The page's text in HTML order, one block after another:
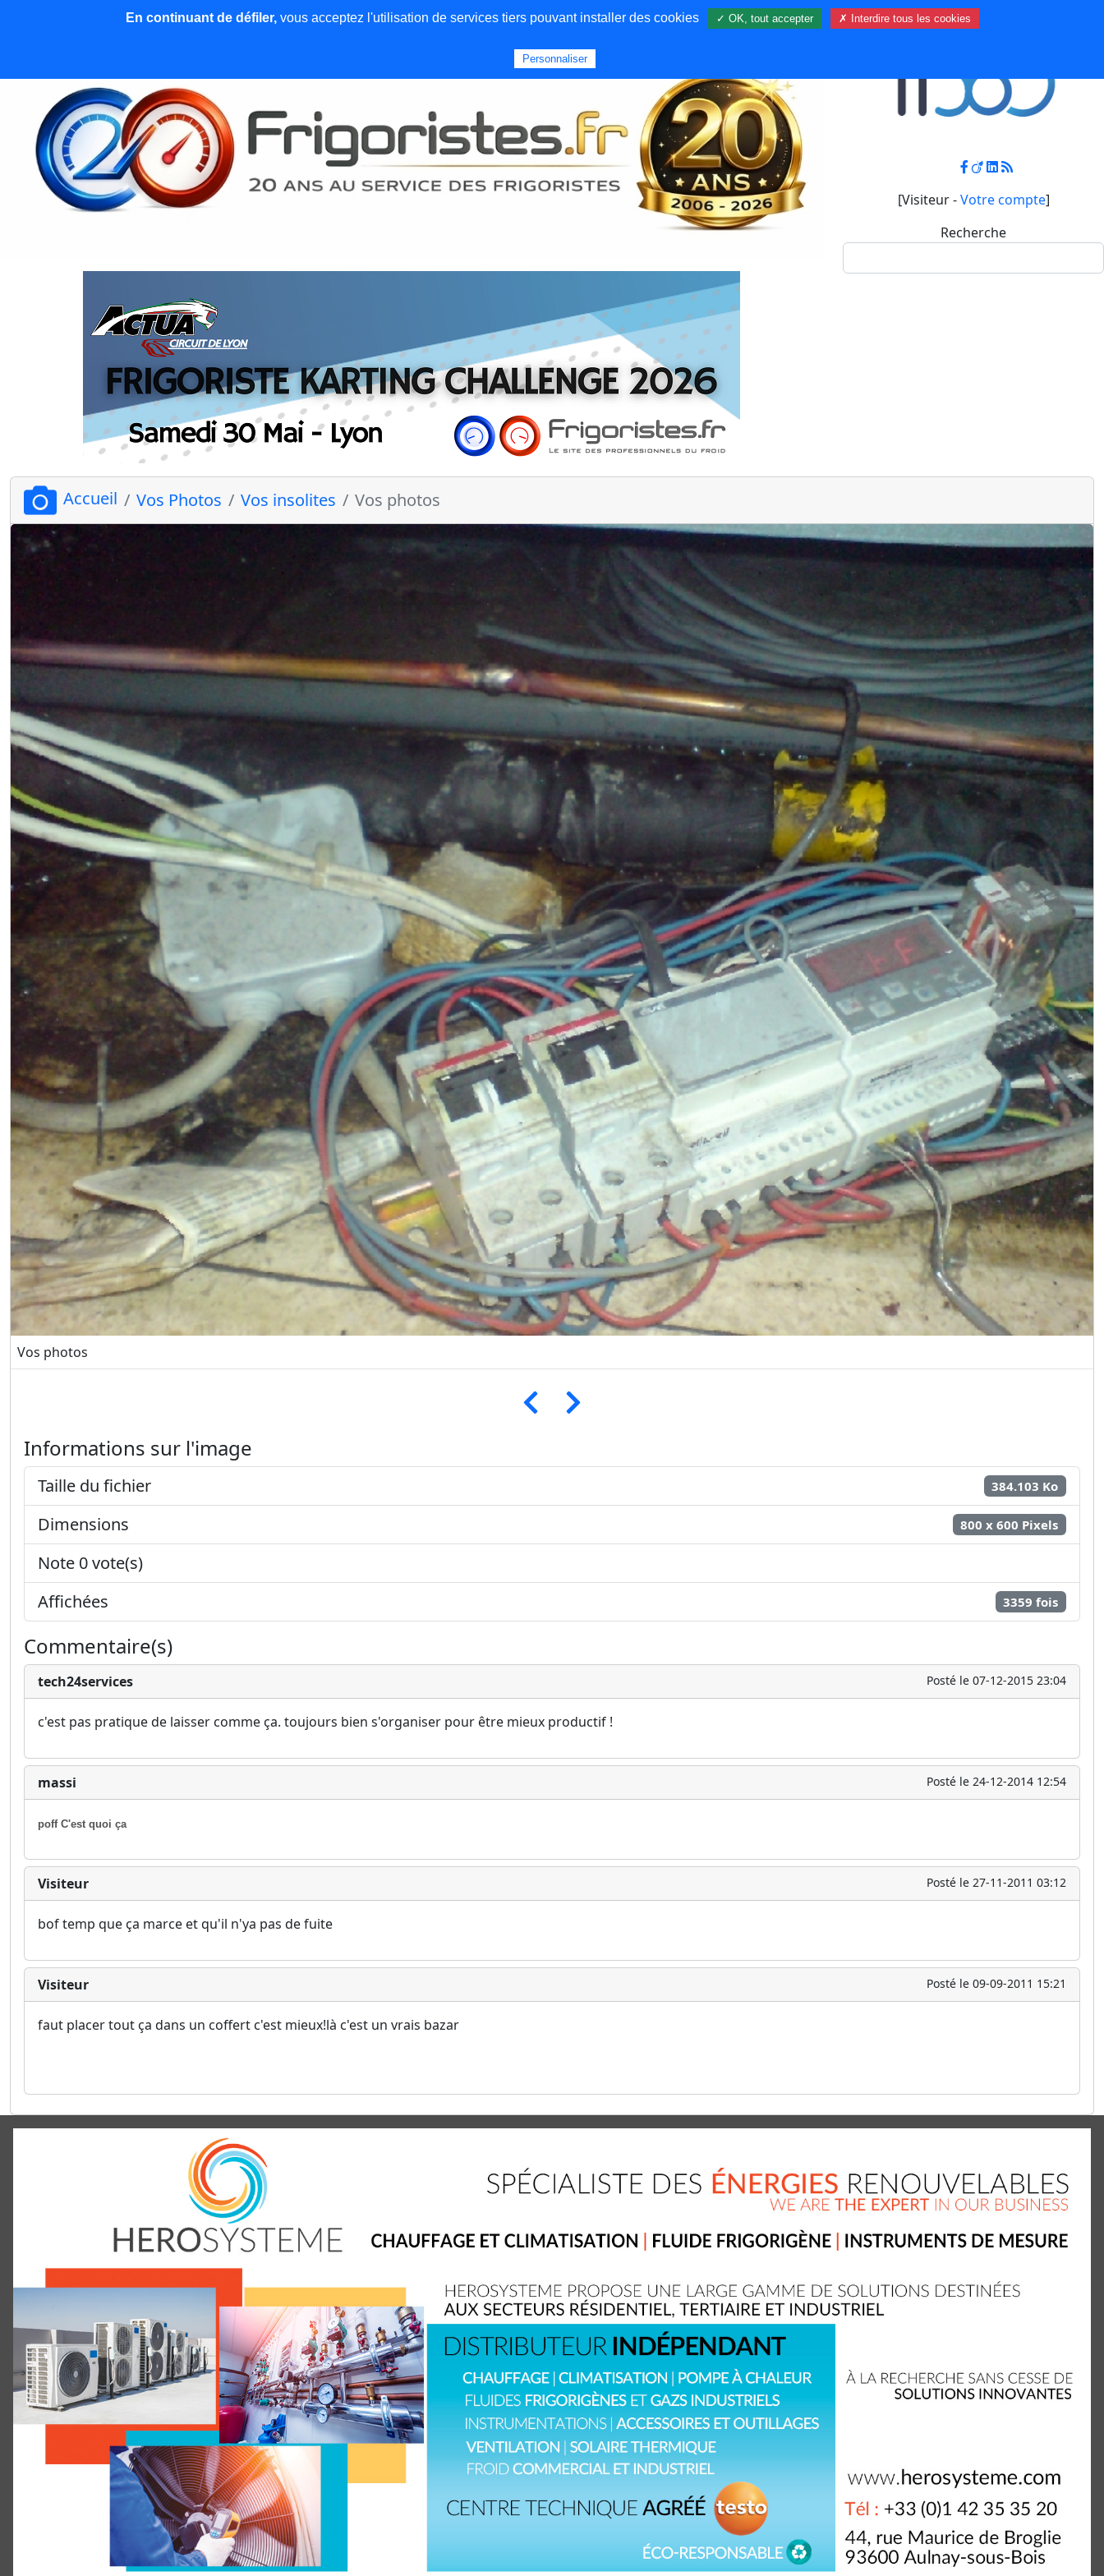
News et articles Emploi Qui sommes nous Contact Mon compte
[Visiteur -Votre compte]
Recherche
Accueil Vos Photos Vos insolites Vos photos
Vos photos
Informations sur l'image
Taille du fichier 384.103 Ko
Dimensions 800 x 600 Pixels
Note 0 vote(s)
Affichées
3359 fois
Commentaire(s)
tech24services Posté le 07-12-2015 23:04
c'est pas pratique de laisser comme ça. toujours bien s'organiser pour être mieux productif !
massi Posté le 24-12-2014 12:54
poff C'est quoi ça
Visiteur Posté le 27-11-2011 03:12
bof temp que ça marce et qu'il n'ya pas de fuite
Visiteur Posté le 09-09-2011 15:21
faut placer tout ça dans un coffert c'est mieux!là c'est un vrais bazar
En continuant de défiler,vous acceptez l'utilisation de services tiers pouvant installer des cookies ✓ OK, tout accepter ✗ Interdire tous les cookies
Personnaliser